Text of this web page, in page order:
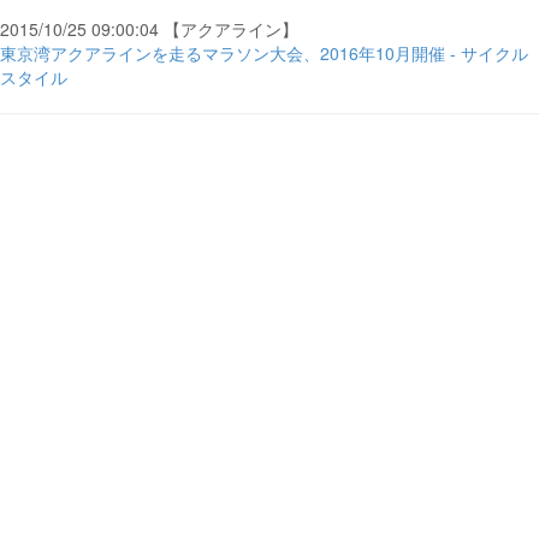
2015/10/25 09:00:04 【アクアライン】
東京湾アクアラインを走るマラソン大会、2016年10月開催 - サイクル
スタイル